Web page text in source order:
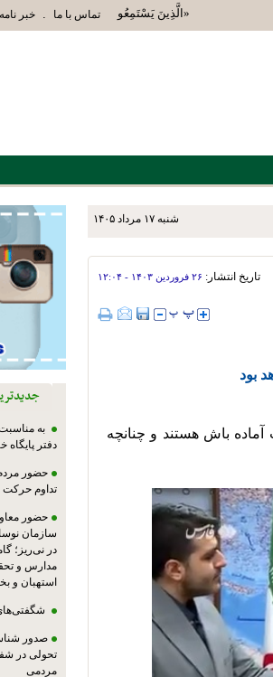
«الَّذِينَ يَسْتَمِعُونَ الْقَوْلَ فَيَتَّبِعُونَ أَحْسَنَهُ
تماس با ما . خبر نامه
شنبه ۱۷ مرداد ۱۴۰۵
تاریخ انتشار: ۲۶ فروردين ۱۴۰۳ - ۱۲:۰۴
بود
به
دفتر پایگاه
حضور
تداوم حرکت
حضور
سازمان
در نی‌ریز؛
مدارس و
استهبان و
صدور
تحولی در
مردمی